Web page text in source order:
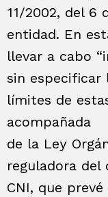
11/2002, del 6
entidad. En
llevar a cabo
sin especificar
límites de
acompañada
de la Ley
reguladora
CNI, que